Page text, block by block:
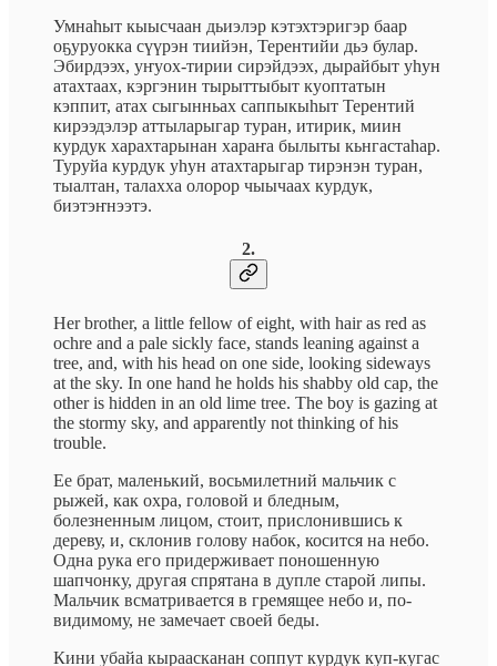
Умнаһыт кыысчаан дьиэлэр кэтэхтэригэр баар
оҕуруокка сүүрэн тиийэн, Терентийи дьэ булар.
Эбирдээх, yҥyox-тирии сирэйдээх, дырайбыт уһун
атахтаах, кэргэнин тырыттыбыт куоптатын
кэппит, атах сыгынньах саппыкыһыт Терентий
кирээдэлэр аттыларыгар туран, итирик, миин
курдук харахтарынан xapaҥа былыты кьнгастаһар.
Туруйа курдук уһун атахтарыгар тирэнэн туран,
тыалтан, талахха олорор чыычаах курдук,
биэтэҥнээтэ.
2.
Her brother, a little fellow of eight, with hair as red as
ochre and a pale sickly face, stands leaning against a
tree, and, with his head on one side, looking sideways
at the sky. In one hand he holds his shabby old cap, the
other is hidden in an old lime tree. The boy is gazing at
the stormy sky, and apparently not thinking of his
trouble.
Ее брат, маленький, восьмилетний мальчик с
рыжей, как охра, головой и бледным,
болезненным лицом, стоит, прислонившись к
дереву, и, склонив голову набок, косится на небо.
Одна рука его придерживает поношенную
шапчонку, другая спрятана в дупле старой липы.
Мальчик всматривается в гремящее небо и, по-
видимому, не замечает своей беды.
Кини убайа кыраасканан соппут курдук куп-кугас